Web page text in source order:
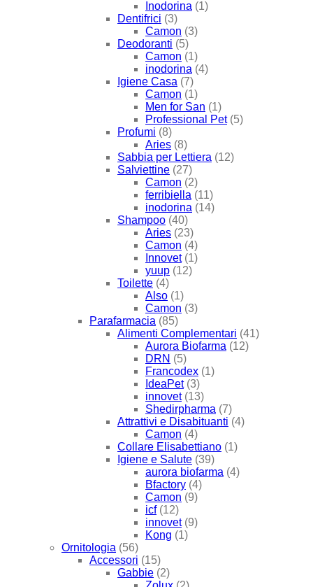
Inodorina (1)
Dentifrici (3)
Camon (3)
Deodoranti (5)
Camon (1)
inodorina (4)
Igiene Casa (7)
Camon (1)
Men for San (1)
Professional Pet (5)
Profumi (8)
Aries (8)
Sabbia per Lettiera (12)
Salviettine (27)
Camon (2)
ferribiella (11)
inodorina (14)
Shampoo (40)
Aries (23)
Camon (4)
Innovet (1)
yuup (12)
Toilette (4)
Also (1)
Camon (3)
Parafarmacia (85)
Alimenti Complementari (41)
Aurora Biofarma (12)
DRN (5)
Francodex (1)
IdeaPet (3)
innovet (13)
Shedirpharma (7)
Attrattivi e Disabituanti (4)
Camon (4)
Collare Elisabettiano (1)
Igiene e Salute (39)
aurora biofarma (4)
Bfactory (4)
Camon (9)
icf (12)
innovet (9)
Kong (1)
Ornitologia (56)
Accessori (15)
Gabbie (2)